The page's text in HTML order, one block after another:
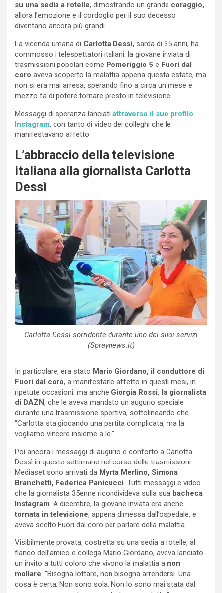
su una sedia a rotelle, dimostrando un grande coraggio,
allora l’emozione e il cordoglio per il suo decesso
diventano ancora più grandi.
La vicenda umana di Carlotta Dessì, sarda di 35 anni, ha
commosso i telespettatori italiani: la giovane inviata di
trasmissioni popolari come Pomeriggio 5 e Fuori dal
coro aveva scoperto la malattia appena questa estate, ma
non si era mai arresa, sperando fino a circa un mese e
mezzo fa di potere tornare presto in televisione.
Messaggi di speranza lanciati attraverso il suo profilo
Instagram, con tanto di video dei colleghi che le
manifestavano affetto.
L’abbraccio della televisione
italiana alla giornalista Carlotta
Dessì
Carlotta Dessì sorridente durante uno dei suoi servizi
(Spraynews.it)
In particolare, era stato Mario Giordano, il conduttore di
Fuori dal coro, a manifestarle affetto in questi mesi, in
ripetute occasioni, ma anche Giorgia Rossi, la giornalista
di DAZN, che le aveva mandato un augurio speciale
durante una trasmissione sportiva, sottolineando che
“Carlotta sta giocando una partita complicata, ma la
vogliamo vincere insieme a lei”.
Poi ancora i messaggi di augurio e conforto a Carlotta
Dessì in queste settimane nel corso delle trasmissioni
Mediaset sono arrivati da Myrta Merlino, Simona
Branchetti, Federica Panicucci. Tutti messaggi e video
che la giornalista 35enne ricondivideva sulla sua bacheca
Instagram. A dicembre, la giovane inviata era anche
tornata in televisione, appena dimessa dall’ospedale, e
aveva scelto Fuori dal coro per parlare della malattia.
Visibilmente provata, costretta su una sedia a rotelle, al
fianco dell’amico e collega Mario Giordano, aveva lanciato
un invito a tutti coloro che vivono la malattia a non
mollare: “Bisogna lottare, non bisogna arrendersi. Una
cosa è certa. Non sono sola. Non lo sono mai stata dal